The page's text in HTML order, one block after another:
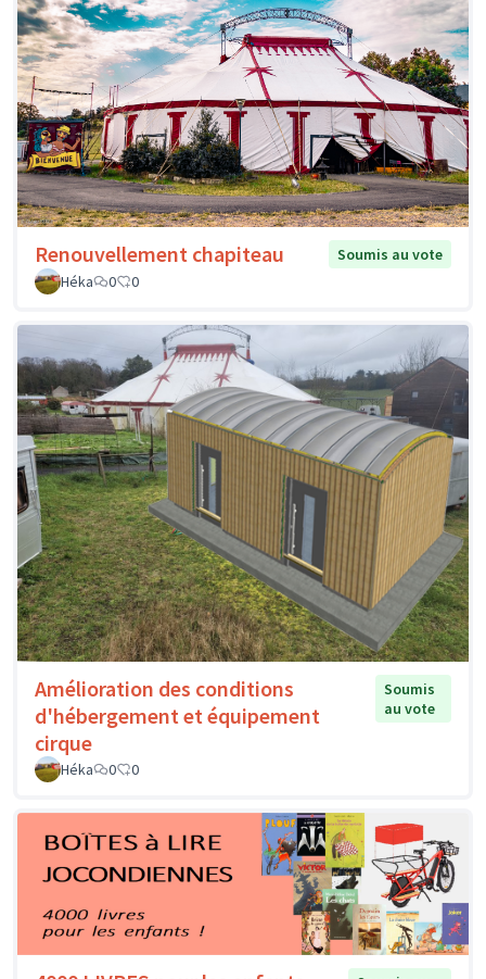
Renouvellement chapiteau
Soumis au vote
Héka
0 0
Amélioration des conditions
d'hébergement et équipement
cirque
Soumis
au vote
Héka 0 0